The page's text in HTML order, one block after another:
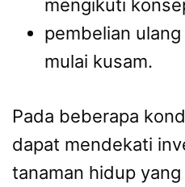
mengikuti
pembelian
mulai kusam.
Pada beberapa
dapat mendekati
tanaman hidup